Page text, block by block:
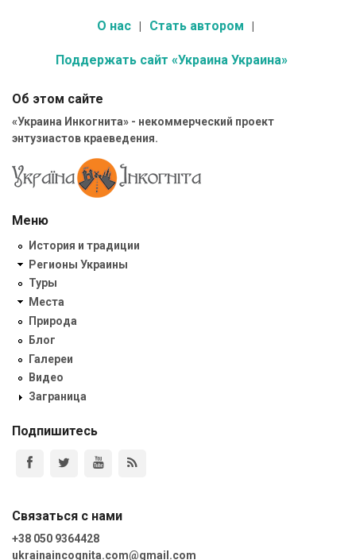
О нас Стать автором
Поддержать сайт «Украина Украина»
Об этом сайте
«Украина Инкогнита» - некоммерческий проект
энтузиастов краеведения.
Меню
История и традиции
Регионы Украины
Туры
Места
Природа
Блог
Галереи
Видео
Заграница
Подпишитесь
Связаться с нами
+38 050 9364428
ukrainaincognita.com@gmail.com